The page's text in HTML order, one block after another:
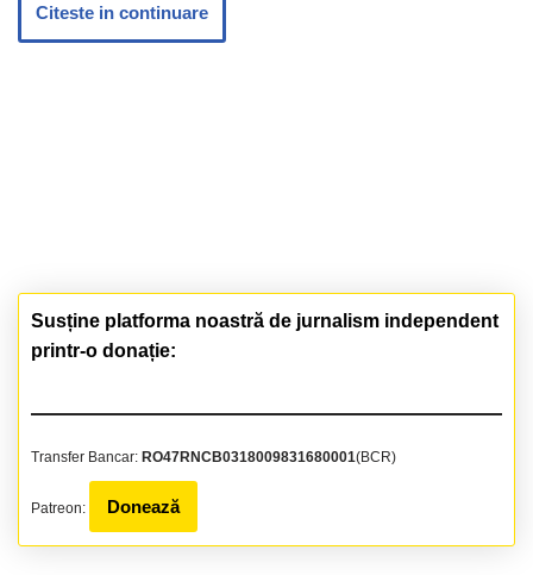
Citeste in continuare
Susține platforma noastră de jurnalism independent
printr-o donație:
Transfer Bancar: RO47RNCB0318009831680001(BCR)
Patreon: Donează